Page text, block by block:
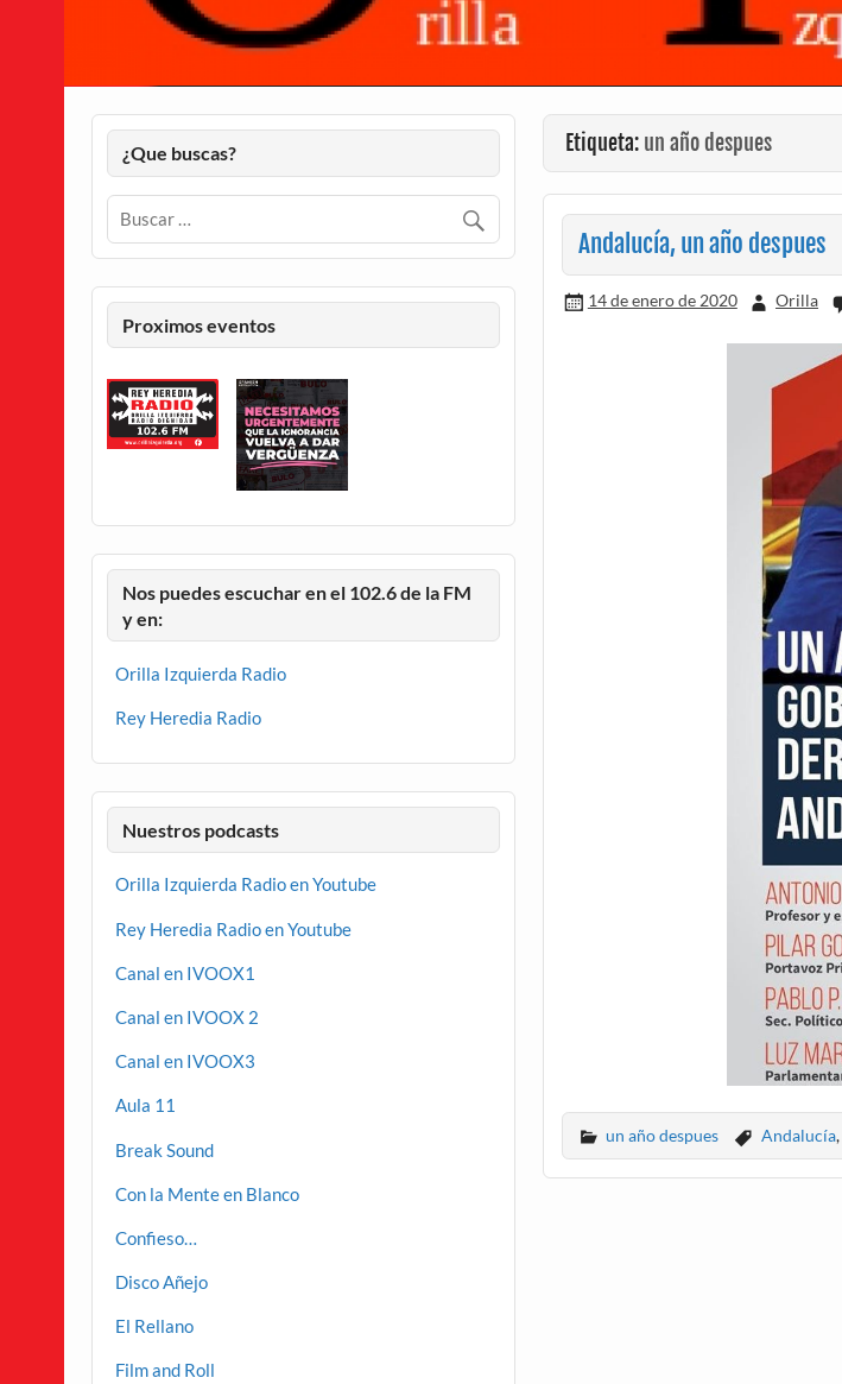
Etiqueta: un año despues
Andalucía, un año despues
14 de enero de 2020 Orilla
un año despues Andalucía,
¿Que buscas?
Proximos eventos
Nos puedes escuchar en el 102.6 de la FM
y en:
Orilla Izquierda Radio
Rey Heredia Radio
Nuestros podcasts
Orilla Izquierda Radio en Youtube
Rey Heredia Radio en Youtube
Canal en IVOOX1
Canal en IVOOX 2
Canal en IVOOX3
Aula 11
Break Sound
Con la Mente en Blanco
Confieso…
Disco Añejo
El Rellano
Film and Roll